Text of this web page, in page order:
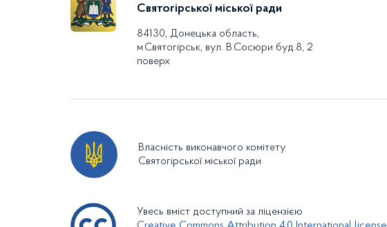
Святогірської міської ради
84130, Донецька область,
м.Святогірськ, вул. В.Сосюри буд.8, 2
поверх
Власність виконавчого комітету
Святогірської міської ради
Увесь вміст доступний за ліцензією